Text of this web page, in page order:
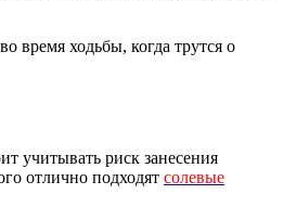
время ходьбы, когда трутся о
учитывать риск занесения
отлично подходят солевые